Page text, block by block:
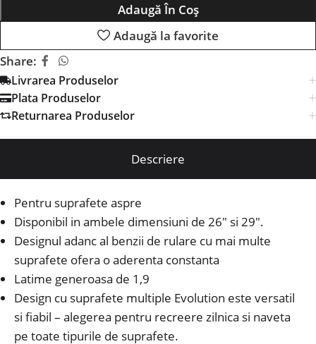
Adaugă În Coș
Adaugă la favorite
Share:
Livrarea Produselor
Plata Produselor
Returnarea Produselor
Descriere
Pentru suprafete aspre
Disponibil in ambele dimensiuni de 26″ si 29″.
Designul adanc al benzii de rulare cu mai multe
suprafete ofera o aderenta constanta
Latime generoasa de 1,9
Design cu suprafete multiple Evolution este versatil
si fiabil – alegerea pentru recreere zilnica si naveta
pe toate tipurile de suprafete.